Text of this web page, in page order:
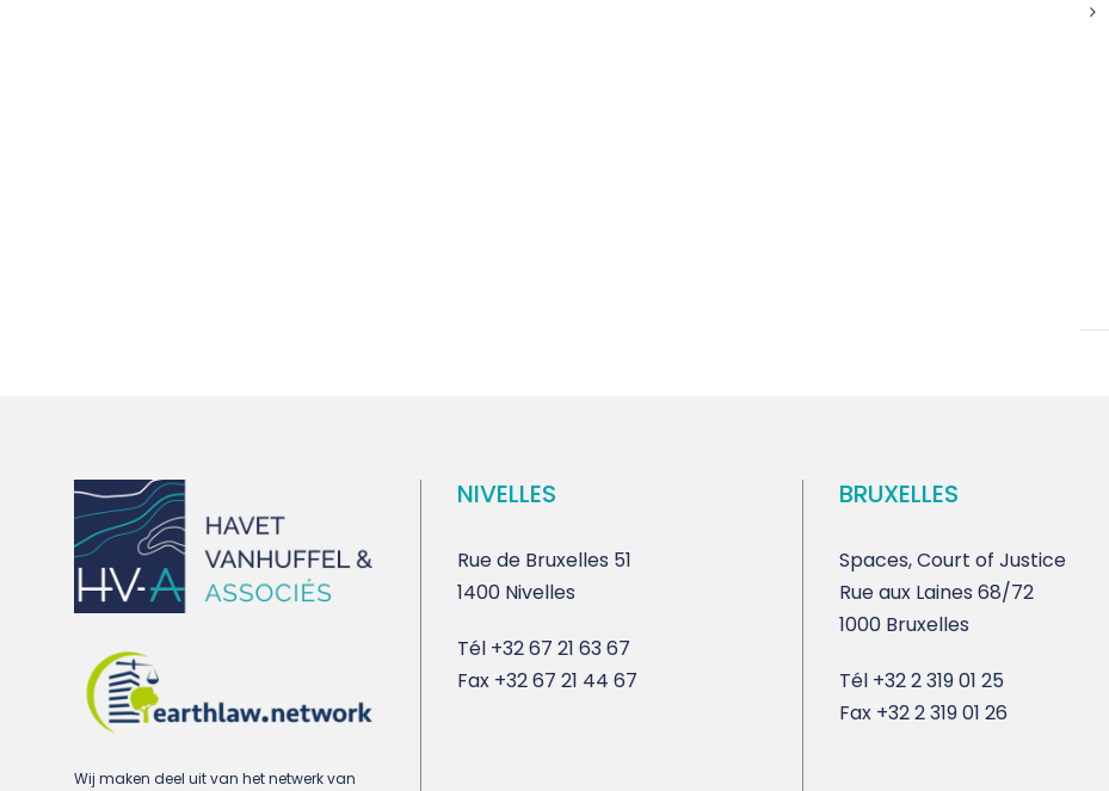
Wij maken deel uit van het netwerk van
NIVELLES
Rue de Bruxelles 51
1400 Nivelles
Tél +32 67 21 63 67
Fax +32 67 21 44 67
BRUXELLES
Spaces, Court of Justice
Rue aux Laines 68/72
1000 Bruxelles
Tél +32 2 319 01 25
Fax +32 2 319 01 26